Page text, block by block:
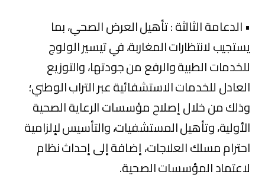
• الدعامة الثالثة : تأهيل العرض الصحي، بما
يستجيب لانتظارات المغاربة، في تيسير الولوج
للخدمات الطبية والرفع من جودتها، والتوزيع
العادل للخدمات الاستشفائية عبر التراب الوطني؛
وذلك من خلال إصلاح مؤسسات الرعاية الصحية
الأولية، وتأهيل المستشفيات، والتأسيس لإلزامية
احترام مسلك العلاجات، إضافة إلى إحداث نظام
لاعتماد المؤسسات الصحية.